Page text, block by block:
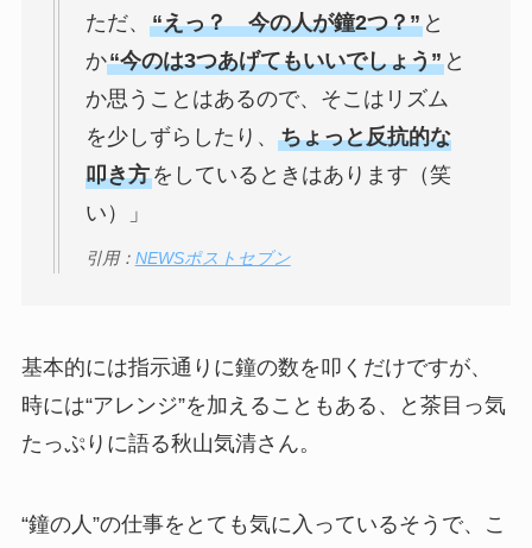
ただ、 “えっ？ 今の人が鐘2つ？”と
か“今のは3つあげてもいいでしょう”と
か思うことはあるので、そこはリズム
を少しずらしたり、 ちょっと反抗的な
叩き方をしているときはあります（笑
い）」
引用： NEWSポストセブン
基本的には指示通りに鐘の数を叩くだけですが、
時には“アレンジ”を加えることもある、と茶目っ気
たっぷりに語る秋山気清さん。
“鐘の人”の仕事をとても気に入っているそうで、こ